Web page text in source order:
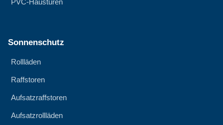
Sonnenschutz
Rollläden
Raffstoren
Aufsatzraffstoren
Aufsatzrollläden